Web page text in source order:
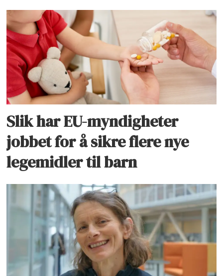
Slik har EU-myndigheter
jobbet for å sikre flere nye
legemidler til barn